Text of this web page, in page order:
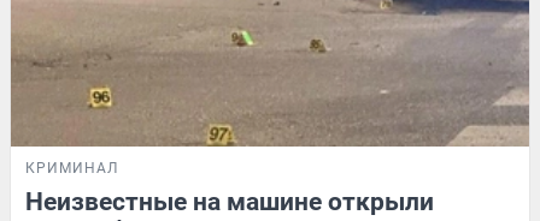
КРИМИНАЛ
Неизвестные на машине открыли